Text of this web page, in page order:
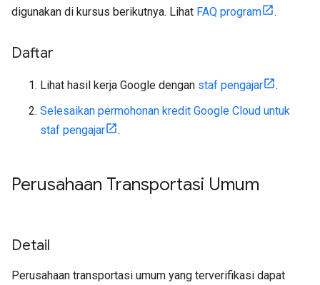
digunakan di kursus berikutnya. Lihat FAQ program .
Daftar
Lihat hasil kerja Google dengan staf pengajar
.
Selesaikan permohonan kredit Google Cloud untuk
staf pengajar
.
Perusahaan Transportasi Umum
Detail
Perusahaan transportasi umum yang terverifikasi dapat